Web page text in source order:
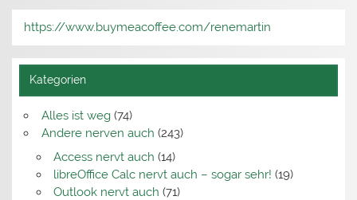
https://www.buymeacoffee.com/renemartin
Kategorien
Alles ist weg(74)
Andere nerven auch (243)
Access nervt auch (14)
libreOffice Calc nervt auch – sogar sehr! (19)
Outlook nervt auch (71)